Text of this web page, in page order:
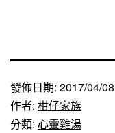
發佈日期: 2017/04/08
作者: 柑仔家族
分類: 心靈雞湯